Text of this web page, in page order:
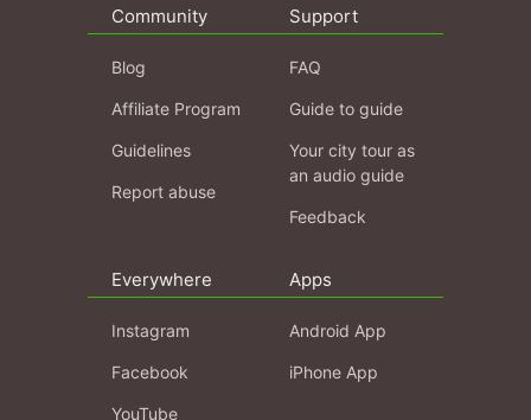
Community
Blog
Affiliate Program
Guidelines
Report abuse
Support
FAQ
Guide to guide
Your city tour as
an audio guide
Feedback
Everywhere
Instagram
Facebook
YouTube
Apps
Android App
iPhone App